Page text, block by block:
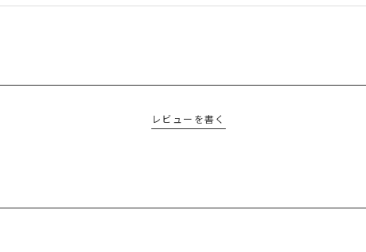
レビューを書く